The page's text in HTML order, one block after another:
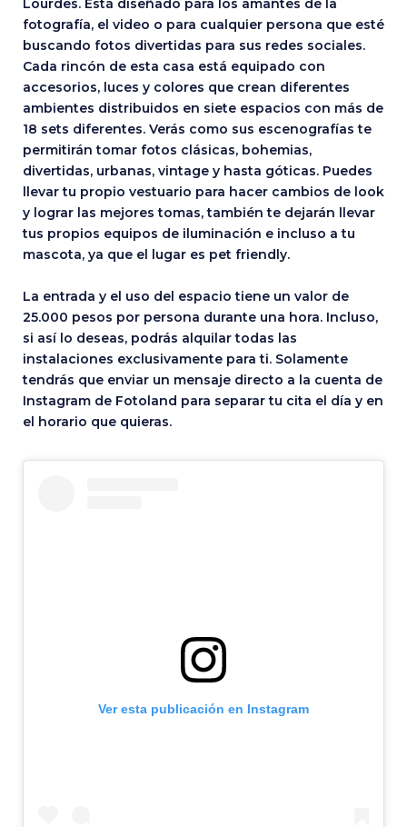
Lourdes. Está diseñado para los amantes de la
fotografía, el video o para cualquier persona que esté
buscando fotos divertidas para sus redes sociales.
Cada rincón de esta casa está equipado con
accesorios, luces y colores que crean diferentes
ambientes distribuidos en siete espacios con más de
18 sets diferentes. Verás como sus escenografías te
permitirán tomar fotos clásicas, bohemias,
divertidas, urbanas, vintage y hasta góticas. Puedes
llevar tu propio vestuario para hacer cambios de look
y lograr las mejores tomas, también te dejarán llevar
tus propios equipos de iluminación e incluso a tu
mascota, ya que el lugar es pet friendly.
La entrada y el uso del espacio tiene un valor de
25.000 pesos por persona durante una hora. Incluso,
si así lo deseas, podrás alquilar todas las
instalaciones exclusivamente para ti. Solamente
tendrás que enviar un mensaje directo a la cuenta de
Instagram de Fotoland para separar tu cita el día y en
el horario que quieras.
Ver esta publicación en Instagram